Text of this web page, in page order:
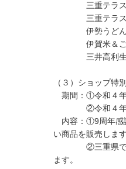
三重テラスレス
三重テラスレス
伊勢うどん詰
伊賀米＆ご飯
三井高利生誕
（３）ショップ特
期間：①令和４年
②令和４年９月
内容：①9周年感
い商品を販売します
②三重県でしか
ます。